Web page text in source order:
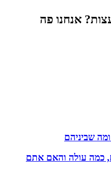
אנחנו פה
שביניהם
כמה עולה והאם אתם